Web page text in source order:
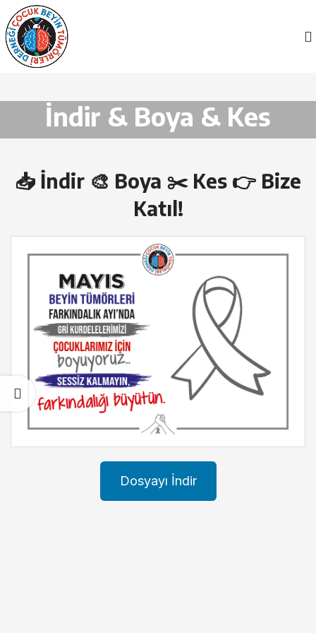
İndir & Boya & Kes
📥 İndir 🎨 Boya ✂️ Kes 👉 Bize
Katıl!
Dosyayı İndir